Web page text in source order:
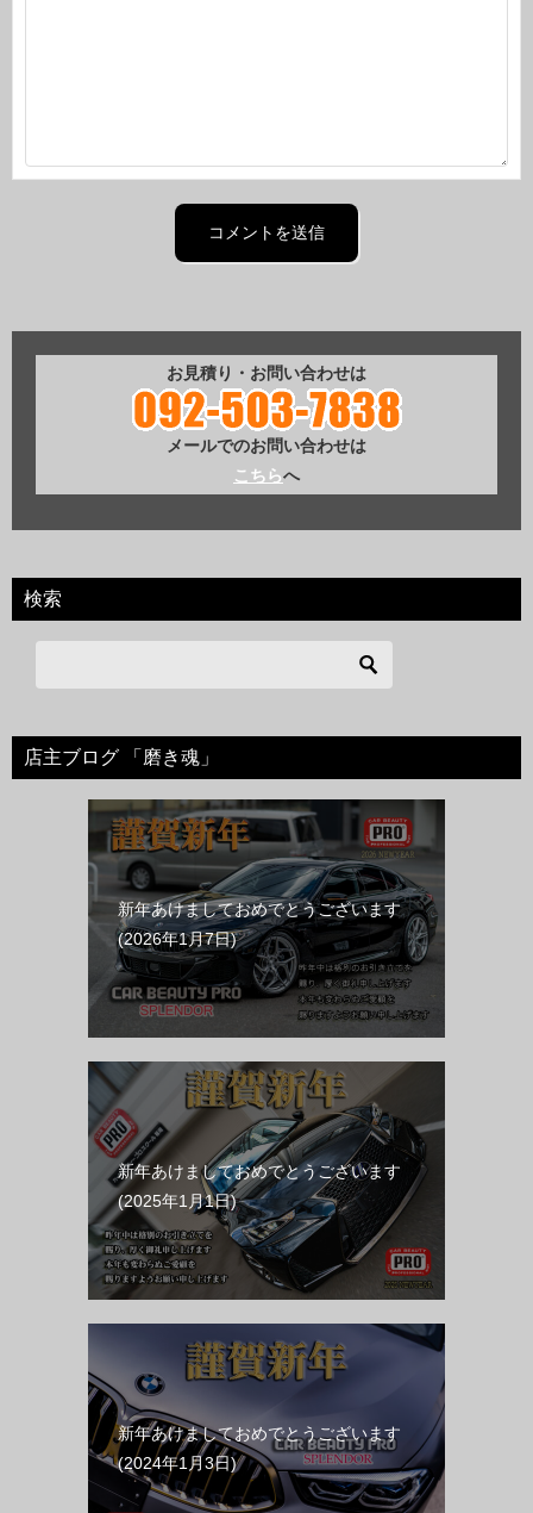
お見積り・お問い合わせは
メールでのお問い合わせは
こちらへ
検索
店主ブログ 「磨き魂」
新年あけましておめでとうございます
2026年1月7日
新年あけましておめでとうございます
2025年1月1日
新年あけましておめでとうございます
2024年1月3日